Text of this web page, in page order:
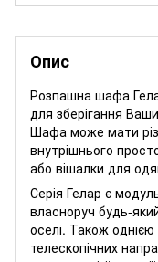
Опис
Розпашна шафа
для зберігання
Шафа може мати
внутрішнього
або вішалки для
Серія Гелар є
власноруч будь-
оселі. Також
телескопічних